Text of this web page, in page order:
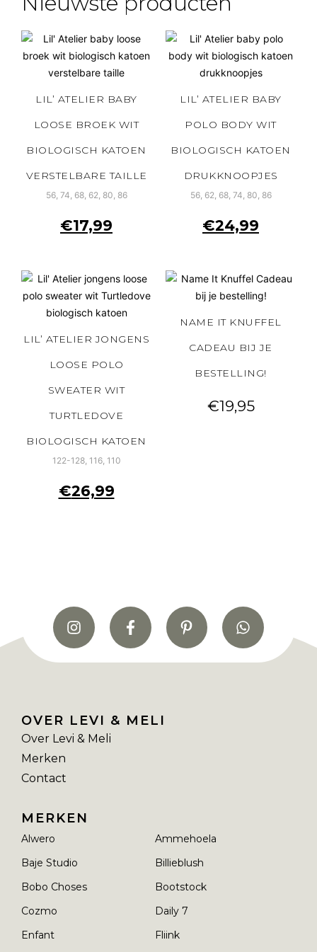
LIL’ ATELIER BABY
LOOSE BROEK WIT
BIOLOGISCH KATOEN
VERSTELBARE TAILLE
56, 74, 68, 62, 80, 86
€17,99
LIL’ ATELIER BABY
POLO BODY WIT
BIOLOGISCH KATOEN
DRUKKNOOPJES
56, 62, 68, 74, 80, 86
€24,99
LIL’ ATELIER JONGENS
LOOSE POLO
SWEATER WIT
TURTLEDOVE
BIOLOGISCH KATOEN
122-128, 116, 110
€26,99
NAME IT KNUFFEL
CADEAU BIJ JE
BESTELLING!
€19,95
OVER LEVI & MELI
Over Levi & Meli
Merken
Contact
MERKEN
Alwero
Ammehoela
Baje Studio
Billieblush
Bobo Choses
Bootstock
Cozmo
Daily 7
Enfant
Fliink